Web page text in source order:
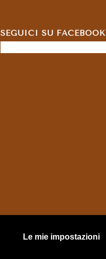
Le mie impostazioni
SEGUICI SU FACEBOOK